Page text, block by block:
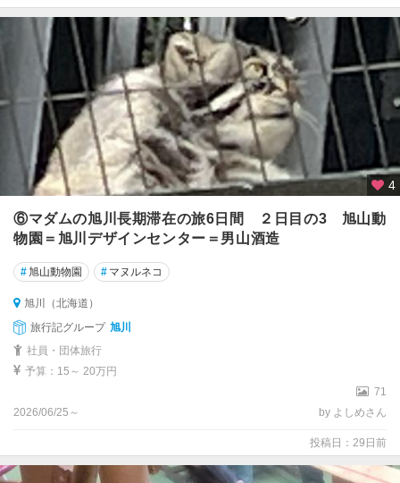
4
⑥マダムの旭川長期滞在の旅6日間 ２日目の3 旭山動
物園＝旭川デザインセンター＝男山酒造
#旭山動物園 # マヌルネコ
旭川（北海道）
旅行記グループ 旭川
社員・団体旅行
予算：15～ 20万円
71
2026/06/25～
by よしめさん
投稿日：29日前